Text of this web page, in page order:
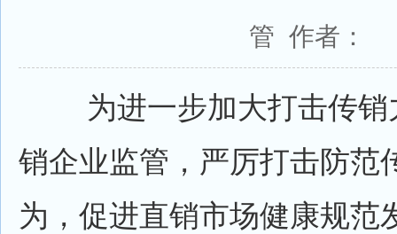
管 作者：
为进一步加大打击传销
销企业监管，严厉打击防范
为，促进直销市场健康规范